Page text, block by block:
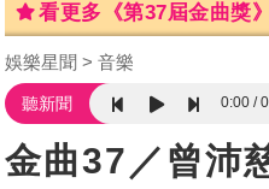
看更多《第37屆金曲獎
娛樂星聞 音樂
聽新聞 0:00
金曲37／曾沛